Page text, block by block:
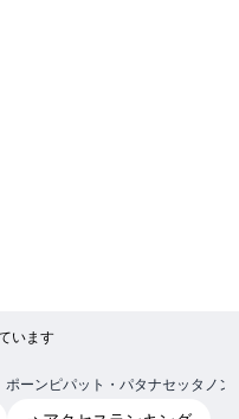
います
ポーンピパット・パタナセッタノン